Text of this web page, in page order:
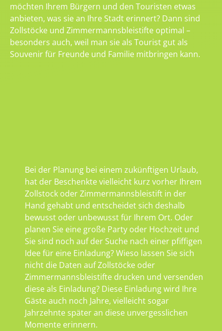
möchten Ihrem Bürgern und den Touristen etwas
anbieten, was sie an Ihre Stadt erinnert? Dann sind
Zollstöcke und Zimmermannsbleistifte optimal –
besonders auch, weil man sie als Tourist gut als
Souvenir für Freunde und Familie mitbringen kann.
Bei der Planung bei einem zukünftigen Urlaub,
hat der Beschenkte vielleicht kurz vorher Ihrem
Zollstock oder Zimmermannsbleistift in der
Hand gehabt und entscheidet sich deshalb
bewusst oder unbewusst für Ihrem Ort. Oder
planen Sie eine große Party oder Hochzeit und
Sie sind noch auf der Suche nach einer pfiffigen
Idee für eine Einladung? Wieso lassen Sie sich
nicht die Daten auf Zollstöcke oder
Zimmermannsbleistifte drucken und versenden
diese als Einladung? Diese Einladung wird Ihre
Gäste auch noch Jahre, vielleicht sogar
Jahrzehnte später an diese unvergesslichen
Momente erinnern.